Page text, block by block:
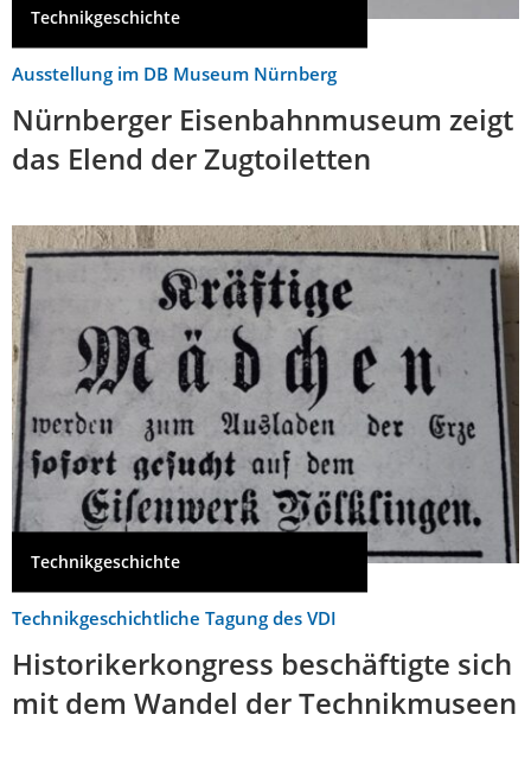
Technikgeschichte
Ausstellung im DB Museum Nürnberg
Nürnberger Eisenbahnmuseum zeigt
das Elend der Zugtoiletten
Technikgeschichte
Technikgeschichtliche Tagung des VDI
Historikerkongress beschäftigte sich
mit dem Wandel der Technikmuseen